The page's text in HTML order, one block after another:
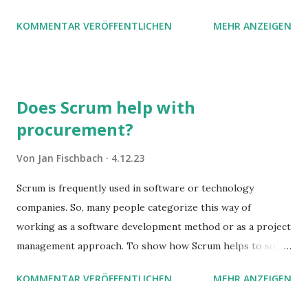
KOMMENTAR VERÖFFENTLICHEN MEHR ANZEIGEN
Does Scrum help with
procurement?
Von Jan Fischbach 4.12.23
Scrum is frequently used in software or technology
companies. So, many people categorize this way of
working as a software development method or as a project
management approach. To show how Scrum helps to solve